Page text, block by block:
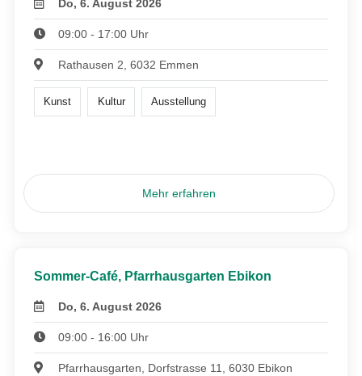
Do, 6. August 2026
09:00 - 17:00 Uhr
Rathausen 2, 6032 Emmen
Kunst Kultur Ausstellung
Mehr erfahren
Sommer-Café, Pfarrhausgarten Ebikon
Do, 6. August 2026
09:00 - 16:00 Uhr
Pfarrhausgarten, Dorfstrasse 11, 6030 Ebikon